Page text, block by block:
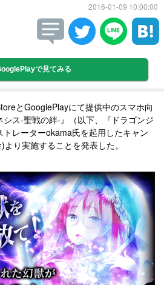
2016-01-09 10:00:00
で見てみる
とGooglePlayにて提供中のスマホ向
ス-聖戦の絆-』（以下、『ドラゴンジ
トレーターokama氏を起用したキャン
り実施することを発表した。